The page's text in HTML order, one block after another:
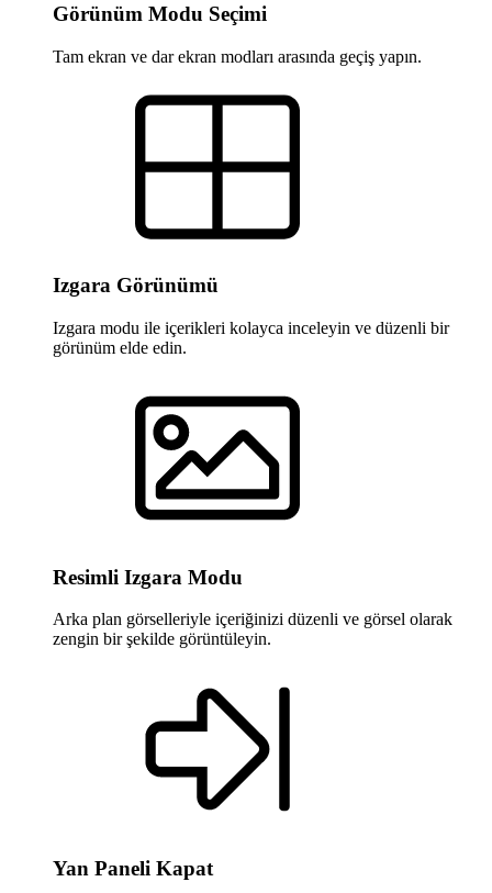
Görünüm Modu Seçimi
Tam ekran ve dar ekran modları arasında geçiş yapın.
Izgara Görünümü
Izgara modu ile içerikleri kolayca inceleyin ve düzenli bir
görünüm elde edin.
Resimli Izgara Modu
Arka plan görselleriyle içeriğinizi düzenli ve görsel olarak
zengin bir şekilde görüntüleyin.
Yan Paneli Kapat